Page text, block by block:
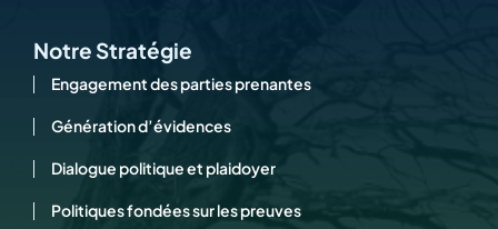
Notre Stratégie
Engagement des parties prenantes
Génération d’évidences
Dialogue politique et plaidoyer
Politiques fondées sur les preuves